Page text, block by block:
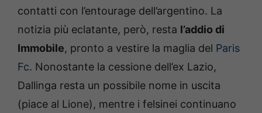
contatti con l’entourage dell’argentino. La
notizia più eclatante, però, resta l’addio di
Immobile, pronto a vestire la maglia del Paris
Fc. Nonostante la cessione dell’ex Lazio,
Dallinga resta un possibile nome in uscita
(piace al Lione), mentre i felsinei continuano